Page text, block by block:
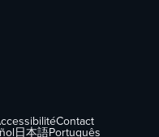
Contact
日本語Português